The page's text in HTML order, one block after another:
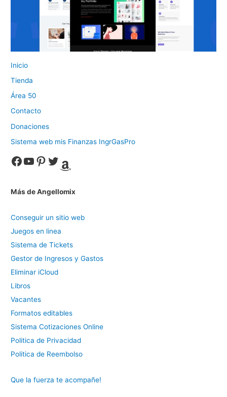
Inicio
Tienda
Área 50
Contacto
Donaciones
Sistema web mis Finanzas IngrGasPro
Facebook YouTube Pinterest Twitter Amazon
Más de Angellomix
Conseguir un sitio web
Juegos en linea
Sistema de Tickets
Gestor de Ingresos y Gastos
Eliminar iCloud
Libros
Vacantes
Formatos editables
Sistema Cotizaciones Online
Politica de Privacidad
Politica de Reembolso
Que la fuerza te acompañe!